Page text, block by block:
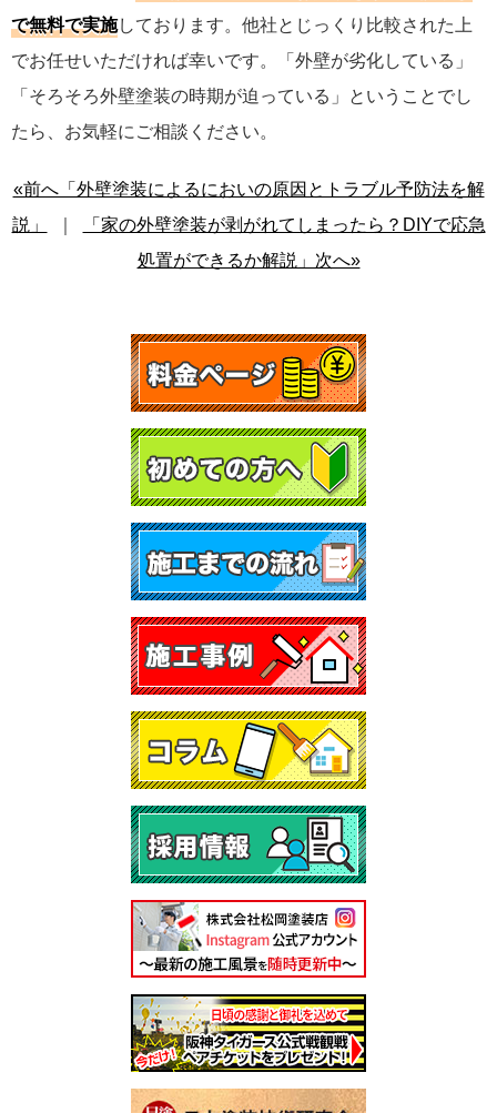
で無料で実施しております。他社とじっくり比較された上
でお任せいただければ幸いです。「外壁が劣化している」
「そろそろ外壁塗装の時期が迫っている」ということでし
たら、お気軽にご相談ください。
«前へ「外壁塗装によるにおいの原因とトラブル予防法を解
説」
「家の外壁塗装が剥がれてしまったら？DIYで応急
処置ができるか解説」次へ»